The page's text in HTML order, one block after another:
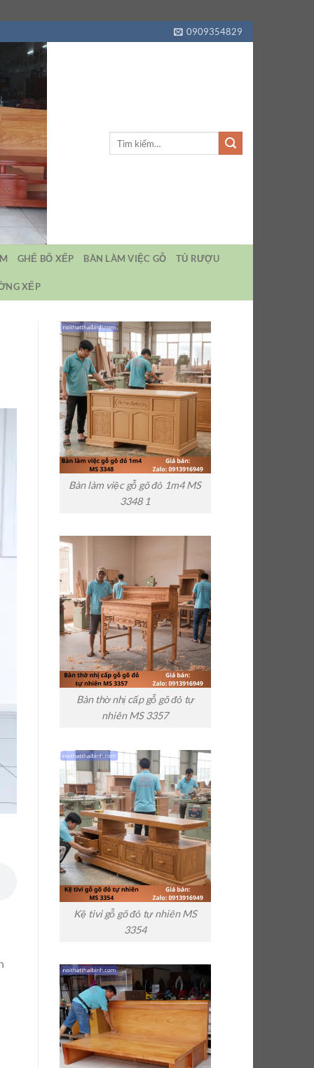
0909354829
GHẾ BỐ XẾP BÀN LÀM VIỆC GỖ TỦ RƯỢU
XẾP
Bàn làm việc gỗ gõ đỏ 1m4 MS
3348 1
Bàn thờ nhị cấp gỗ gõ đỏ tự
nhiên MS 3357
Kệ tivi gỗ gõ đỏ tự nhiên MS
3354